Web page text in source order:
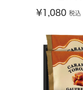
¥1,080 税込